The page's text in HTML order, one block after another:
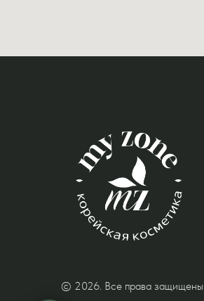
© 2026. Все права защищены